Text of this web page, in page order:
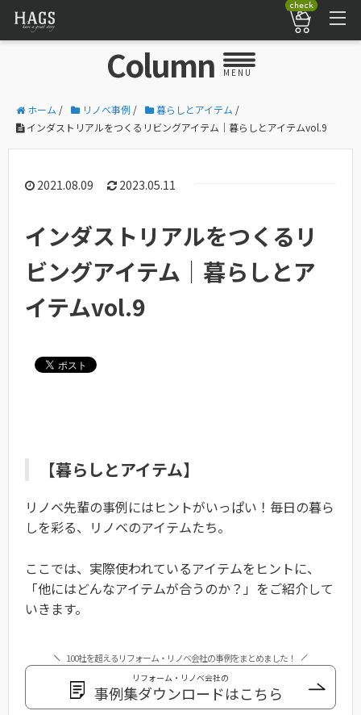
check
Column MENU
ホーム / リノベ事例 / 暮らしとアイテム /
インダストリアルをつくるリビングアイテム｜暮らしとアイテムvol.9
2021.08.09 2023.05.11
インダストリアルをつくるリ
ビングアイテム｜暮らしとア
イテムvol.9
【暮らしとアイテム】
リノベ先輩の事例にはヒントがいっぱい！毎日の暮ら
しを彩る、リノベのアイテムたち。
ここでは、実際使われているアイテムをヒントに、
「他にはどんなアイテムが合うのか？」をご紹介して
いきます。
100社を超えるリフォーム・リノベ会社の事例をまとめました！
リフォーム・リノベ会社の
事例集ダウンロードはこちら